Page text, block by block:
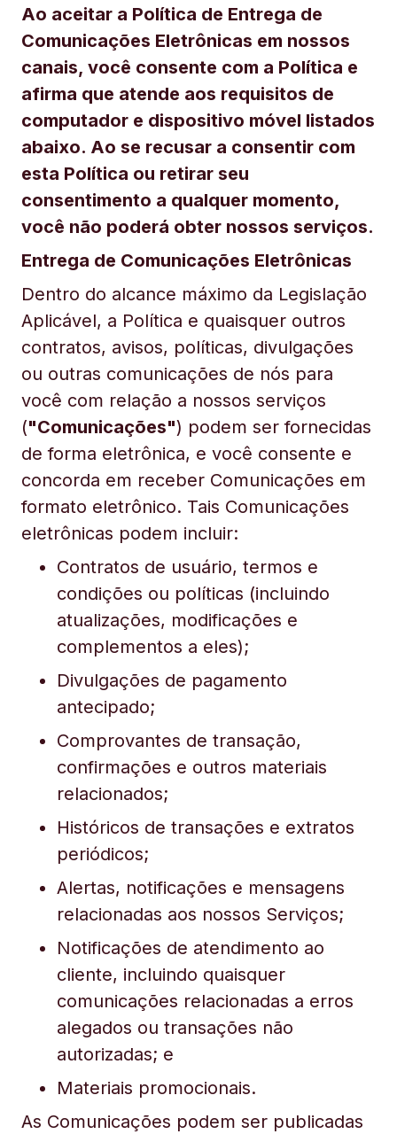
Ao aceitar a Política de Entrega de
Comunicações Eletrônicas em nossos
canais, você consente com a Política e
afirma que atende aos requisitos de
computador e dispositivo móvel listados
abaixo. Ao se recusar a consentir com
esta Política ou retirar seu
consentimento a qualquer momento,
você não poderá obter nossos serviços.
Entrega de Comunicações Eletrônicas
Dentro do alcance máximo da Legislação
Aplicável, a Política e quaisquer outros
contratos, avisos, políticas, divulgações
ou outras comunicações de nós para
você com relação a nossos serviços
("Comunicações") podem ser fornecidas
de forma eletrônica, e você consente e
concorda em receber Comunicações em
formato eletrônico. Tais Comunicações
eletrônicas podem incluir:
Contratos de usuário, termos e
condições ou políticas (incluindo
atualizações, modificações e
complementos a eles);
Divulgações de pagamento
antecipado;
Comprovantes de transação,
confirmações e outros materiais
relacionados;
Históricos de transações e extratos
periódicos;
Alertas, notificações e mensagens
relacionadas aos nossos Serviços;
Notificações de atendimento ao
cliente, incluindo quaisquer
comunicações relacionadas a erros
alegados ou transações não
autorizadas; e
Materiais promocionais.
As Comunicações podem ser publicadas